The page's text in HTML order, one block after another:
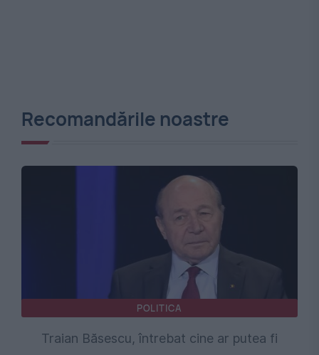
Recomandările noastre
POLITICA
Traian Băsescu, întrebat cine ar putea fi